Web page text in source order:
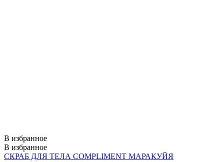
В избранное
В избранное
СКРАБ ДЛЯ ТЕЛА COMPLIMENT МАРАКУЙЯ